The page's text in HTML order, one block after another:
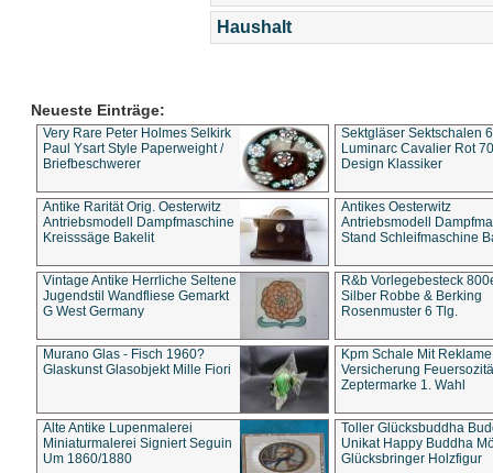
Haushalt
Neueste Einträge:
Very Rare Peter Holmes Selkirk
Paul Ysart Style Paperweight /
Briefbeschwerer
Sektgläser Sektschalen
Luminarc Cavalier Rot
Design Klassiker
Antike Rarität Orig. Oesterwitz
Antriebsmodell Dampfmaschine
Kreisssäge Bakelit
Antikes Oesterwitz
Antriebsmodell
Stand Schleifmaschine
Vintage Antike Herrliche Seltene
Jugendstil Wandfliese Gemarkt
G West Germany
R&b Vorlegebesteck
Silber Robbe & Berking
Rosenmuster 6 Tlg.
Murano Glas - Fisch 1960?
Glaskunst Glasobjekt Mille Fiori
Kpm Schale Mit Reklame
Versicherung
Zeptermarke 1. Wahl
Alte Antike Lupenmalerei
Miniaturmalerei Signiert Seguin
Um 1860/1880
Toller Glücksbuddha
Unikat Happy Buddha
Glücksbringer Holzfigur